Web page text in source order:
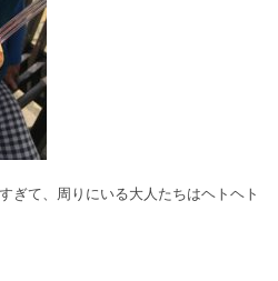
ぎて、周りにいる大人たちはヘトヘト